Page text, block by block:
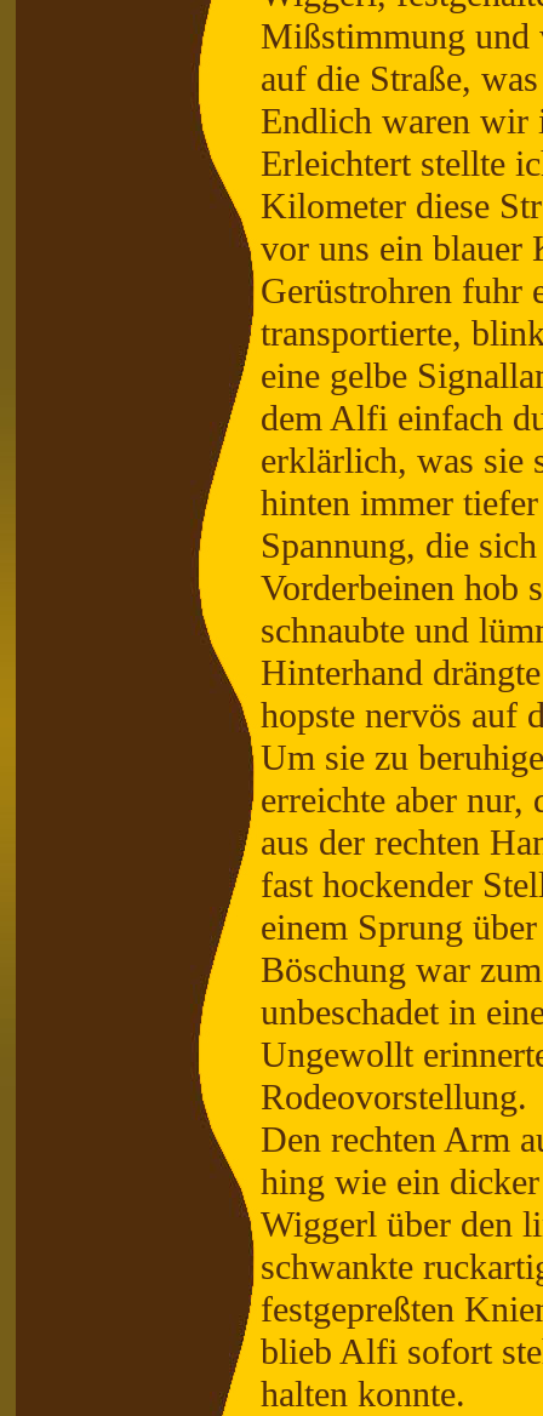
Mißstimmung und
auf die Straße,
Endlich waren wir
Erleichtert stellte
Kilometer diese
vor uns ein blauer
Gerüstrohren fuhr
transportierte,
eine gelbe
dem Alfi einfach
erklärlich, was sie
hinten immer
Spannung, die
Vorderbeinen hob
schnaubte und
Hinterhand
hopste nervös auf
Um sie zu
erreichte aber
aus der rechten
fast hockender
einem Sprung
Böschung war
unbeschadet in
Ungewollt
Rodeovorstellung.
Den rechten Arm
hing wie ein
Wiggerl über den
schwankte
festgepreßten
blieb Alfi sofort
halten konnte.